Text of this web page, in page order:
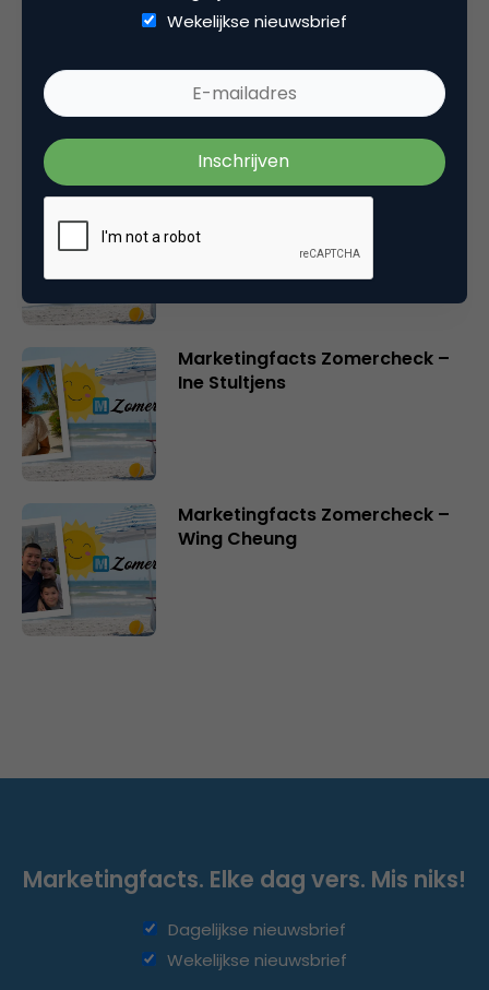
Durk Bosma
Marketingfacts Zomercheck –
Roel Stavorinus
Marketingfacts Zomercheck –
Ine Stultjens
Marketingfacts Zomercheck –
Wing Cheung
Wekelijkse nieuwsbrief
Marketingfacts. Elke dag vers. Mis niks!
Dagelijkse nieuwsbrief
Wekelijkse nieuwsbrief